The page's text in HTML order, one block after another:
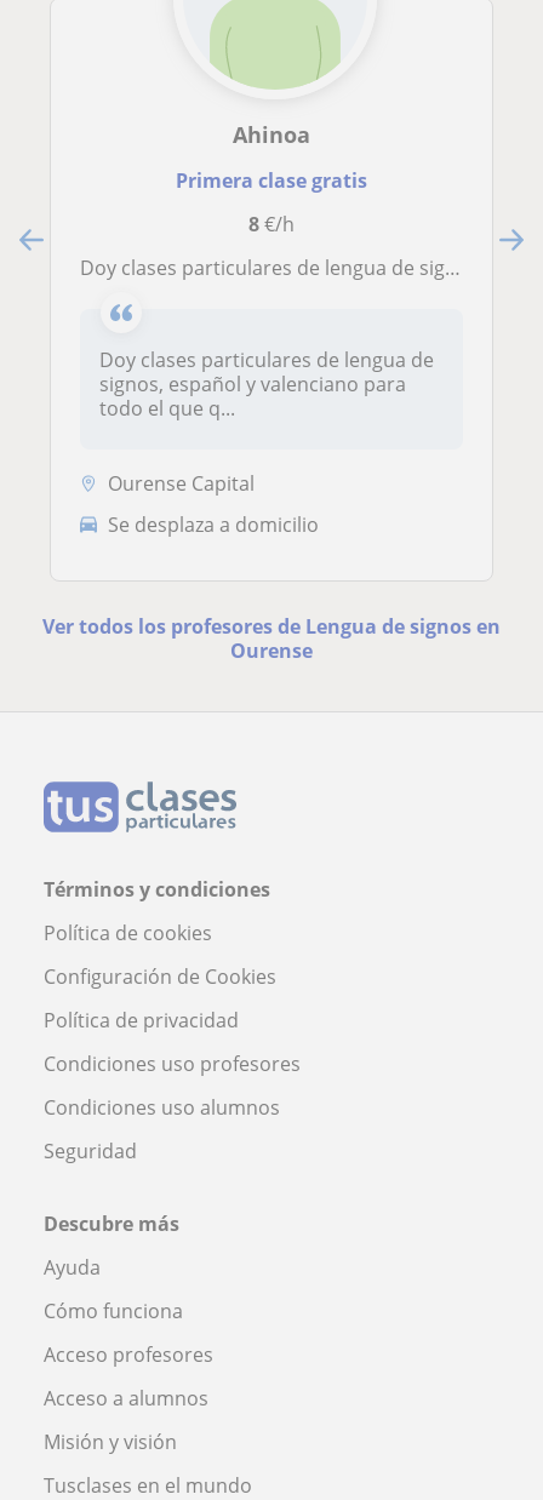
Ahinoa
Primera clase gratis
8€/h
Doy clases particulares de lengua de signos, español y valenciano para todo el que quiera aprender e iniciarse en estos idiomas. También hago refuerzo para primaria
Doy clases particulares de lengua de
signos, español y valenciano para
todo el que q...
Ourense Capital
Se desplaza a domicilio
Ver todos los profesores de Lengua de signos en
Ourense
Términos y condiciones
Política de cookies
Configuración de Cookies
Política de privacidad
Condiciones uso profesores
Condiciones uso alumnos
Seguridad
Descubre más
Ayuda
Cómo funciona
Acceso profesores
Acceso a alumnos
Misión y visión
Tusclases en el mundo